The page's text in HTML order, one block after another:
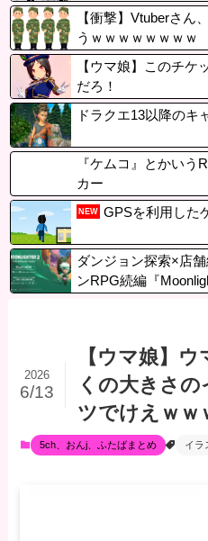
【衝撃】Vtuberさん
うｗｗｗｗｗｗｗｗ
【ウマ娘】このチケ
だろ！
ドラクエ13以降のキ
『ケムコ』とかいう
カー
NEW GPSを利用した
ダンジョン探索×店
ンRPG続編『
【ウマ娘】
くの大きさ
ツでけえｗｗ
2026
6/13
5ch、おんj、ふたばまとめ イラ